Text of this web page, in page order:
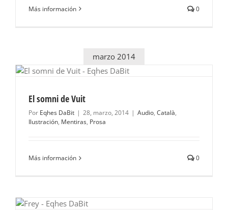
Más información 0
marzo 2014
El somni de Vuit
Por Eqhes DaBit | 28, marzo, 2014 | Audio, Català,
Ilustración, Mentiras, Prosa
Más información 0